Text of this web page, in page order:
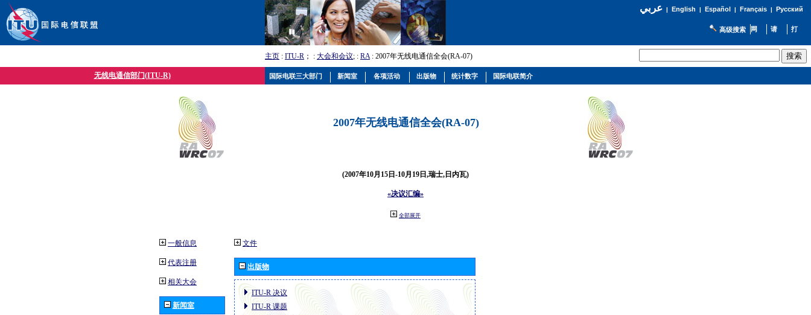
عربي| English | Español | Français| Русский
高级搜索
主页 : ITU-R ； : 大会和会议; : RA: 2007年无线电通信全会(RA-07)
无线电通信部门(ITU-R)
2007年无线电通信全会(RA-07)
(2007年10月15日-10月19日,瑞士,日内瓦)
«决议汇编»
全部展开
一般信息
代表注册
相关大会
新闻室
文件
出版物
ITU-R 决议
ITU-R 课题
国际电联三大部门 新闻室 各项活动 出版物 统计数字 国际电联简介